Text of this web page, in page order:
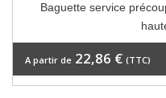
Baguette service
A partir de 22,86 € (TTC)